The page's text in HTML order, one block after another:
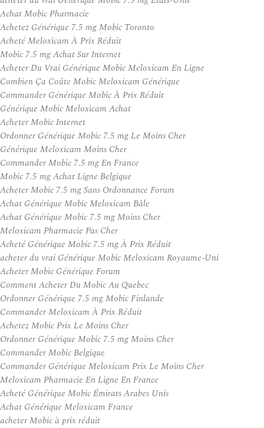
Achat Mobic Pharmacie
Achetez Générique 7.5 mg Mobic Toronto
Acheté Meloxicam À Prix Réduit
Mobic 7.5 mg Achat Sur Internet
Acheter Du Vrai Générique Mobic Meloxicam En Ligne
Combien Ça Coûte Mobic Meloxicam Générique
Commander Générique Mobic À Prix Réduit
Générique Mobic Meloxicam Achat
Acheter Mobic Internet
Ordonner Générique Mobic 7.5 mg Le Moins Cher
Générique Meloxicam Moins Cher
Commander Mobic 7.5 mg En France
Mobic 7.5 mg Achat Ligne Belgique
Acheter Mobic 7.5 mg Sans Ordonnance Forum
Achat Générique Mobic Meloxicam Bâle
Achat Générique Mobic 7.5 mg Moins Cher
Meloxicam Pharmacie Pas Cher
Acheté Générique Mobic 7.5 mg À Prix Réduit
acheter du vrai Générique Mobic Meloxicam Royaume-Uni
Acheter Mobic Générique Forum
Comment Acheter Du Mobic Au Quebec
Ordonner Générique 7.5 mg Mobic Finlande
Commander Meloxicam À Prix Réduit
Achetez Mobic Prix Le Moins Cher
Ordonner Générique Mobic 7.5 mg Moins Cher
Commander Mobic Belgique
Commander Générique Meloxicam Prix Le Moins Cher
Meloxicam Pharmacie En Ligne En France
Acheté Générique Mobic Émirats Arabes Unis
Achat Générique Meloxicam France
acheter Mobic à prix réduit